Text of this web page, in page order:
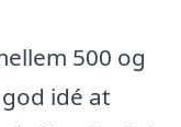
500 og
idé at